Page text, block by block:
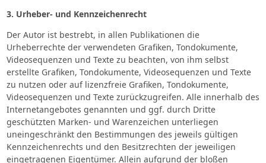
3. Urheber- und Kennzeichenrecht
Der Autor ist bestrebt, in allen Publikationen die
Urheberrechte der verwendeten Grafiken, Tondokumente,
Videosequenzen und Texte zu beachten, von ihm selbst
erstellte Grafiken, Tondokumente, Videosequenzen und Texte
zu nutzen oder auf lizenzfreie Grafiken, Tondokumente,
Videosequenzen und Texte zurückzugreifen. Alle innerhalb des
Internetangebotes genannten und ggf. durch Dritte
geschützten Marken- und Warenzeichen unterliegen
uneingeschränkt den Bestimmungen des jeweils gültigen
Kennzeichenrechts und den Besitzrechten der jeweiligen
eingetragenen Eigentümer. Allein aufgrund der bloßen